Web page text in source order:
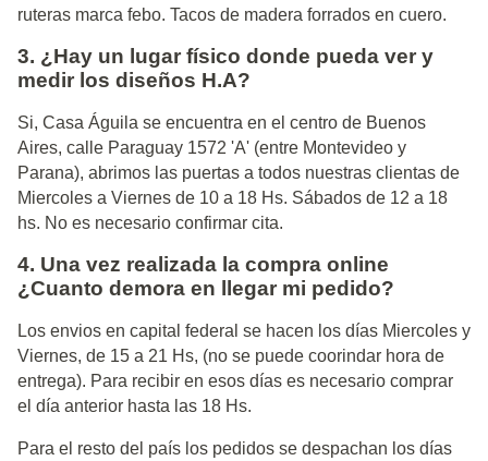
ruteras marca febo. Tacos de madera forrados en cuero.
3. ¿Hay un lugar físico donde pueda ver y
medir los diseños H.A?
Si, Casa Águila se encuentra en el centro de Buenos
Aires, calle Paraguay 1572 'A' (entre Montevideo y
Parana), abrimos las puertas a todos nuestras clientas de
Miercoles a Viernes de 10 a 18 Hs. Sábados de 12 a 18
hs. No es necesario confirmar cita.
4. Una vez realizada la compra online
¿Cuanto demora en llegar mi pedido?
Los envios en capital federal se hacen los días Miercoles y
Viernes, de 15 a 21 Hs, (no se puede coorindar hora de
entrega). Para recibir en esos días es necesario comprar
el día anterior hasta las 18 Hs.
Para el resto del país los pedidos se despachan los días